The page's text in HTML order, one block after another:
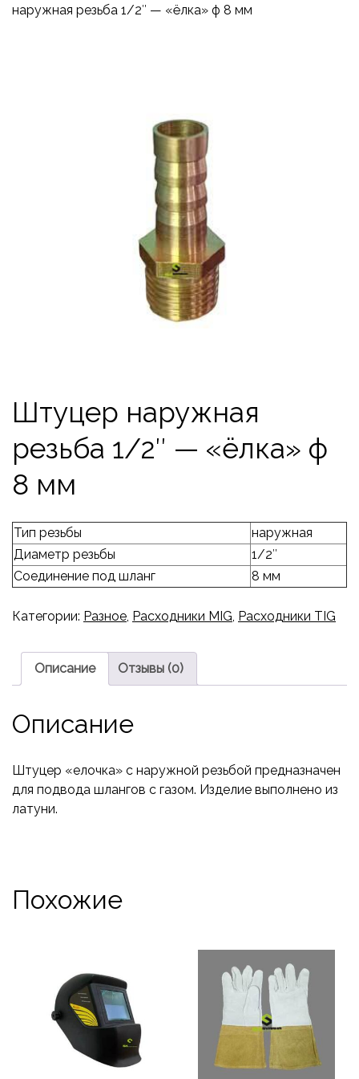
наружная резьба 1/2″ — «ёлка» ф 8 мм
Штуцер наружная
резьба 1/2″ — «ёлка» ф
8 мм
Тип резьбы
наружная
Диаметр резьбы
1/2″
Соединение под шланг
8 мм
Категории: Разное, Расходники MIG, Расходники TIG
Описание Отзывы (0)
Описание
Штуцер «елочка» с наружной резьбой предназначен
для подвода шлангов с газом. Изделие выполнено из
латуни.
Похожие